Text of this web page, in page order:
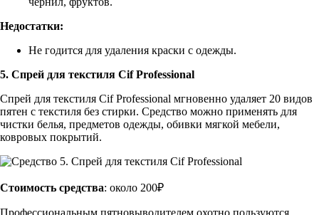
Недостатки:
Не годится для удаления краски с одежды.
5. Спрей для текстиля Cif Professional
Спрей для текстиля Cif Professional мгновенно удаляет 20 видов
пятен с текстиля без стирки. Средство можно применять для
чистки белья, предметов одежды, обивки мягкой мебели,
ковровых покрытий.
Стоимость средства: около 200₽
Профессиональным пятновыводителем охотно пользуются